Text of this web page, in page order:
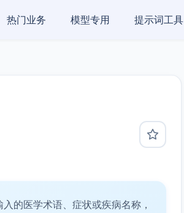
热门业务 模型专用 提示词工具
的医学术语、症状或疾病名称，